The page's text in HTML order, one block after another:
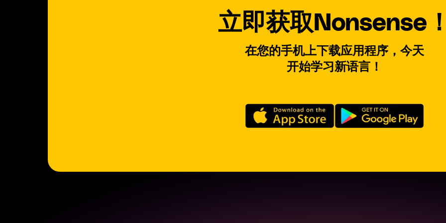
立即获取Nonsense
在您的手机上下载应用程序，今天
开始学习新语言！